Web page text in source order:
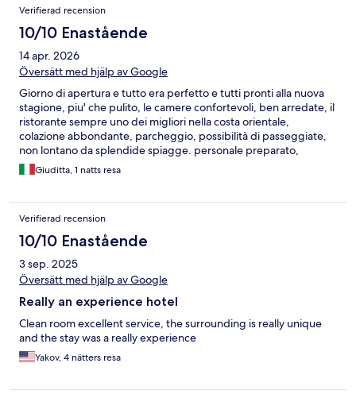
Verifierad recension
10/10 Enastående
14 apr. 2026
Översätt med hjälp av Google
Giorno di apertura e tutto era perfetto e tutti pronti alla nuova
stagione, piu' che pulito, le camere confortevoli, ben arredate, il
ristorante sempre uno dei migliori nella costa orientale,
colazione abbondante, parcheggio, possibilità di passeggiate,
non lontano da splendide spiagge. personale preparato,
cordiale e professionale
Giuditta, 1 natts resa
Verifierad recension
10/10 Enastående
3 sep. 2025
Översätt med hjälp av Google
Really an experience hotel
Clean room excellent service, the surrounding is really unique
and the stay was a really experience
Yakov, 4 nätters resa